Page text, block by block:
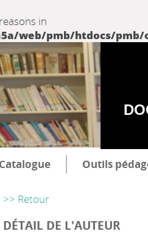
in
web/pmb/htdocs/
Catalogue Outils
>> Retour
DÉTAIL DE L'AUTEUR